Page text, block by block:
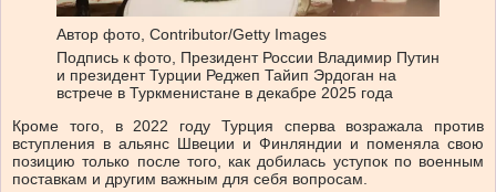
Автор фото, Contributor/Getty Images
Подпись к фото, Президент России Владимир Путин
и президент Турции Реджеп Тайип Эрдоган на
встрече в Туркменистане в декабре 2025 года
Кроме того, в 2022 году Турция сперва возражала против
вступления в альянс Швеции и Финляндии и поменяла свою
позицию только после того, как добилась уступок по военным
поставкам и другим важным для себя вопросам.